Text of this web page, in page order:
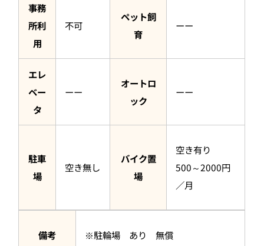
事務
所利
用
不可
ペット飼
育
ーー
エレ
ベー
タ
ーー
オートロ
ック
ーー
駐車
場
空き無し
バイク置
場
空き有り
500～2000円
／月
備考 ※駐輪場 あり 無償